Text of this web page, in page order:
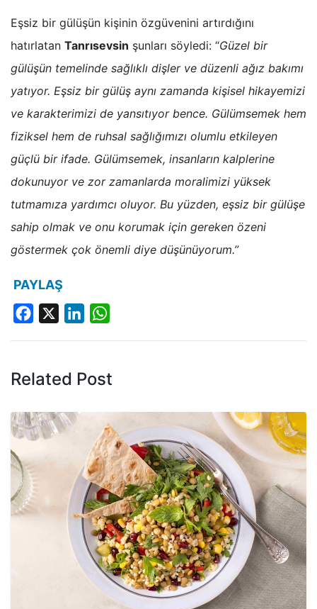
Eşsiz bir gülüşün kişinin özgüvenini artırdığını
hatırlatan Tanrısevsin şunları söyledi: “Güzel bir
gülüşün temelinde sağlıklı dişler ve düzenli ağız bakımı
yatıyor. Eşsiz bir gülüş aynı zamanda kişisel hikayemizi
ve karakterimizi de yansıtıyor bence. Gülümsemek hem
fiziksel hem de ruhsal sağlığımızı olumlu etkileyen
güçlü bir ifade. Gülümsemek, insanların kalplerine
dokunuyor ve zor zamanlarda moralimizi yüksek
tutmamıza yardımcı oluyor. Bu yüzden, eşsiz bir gülüşe
sahip olmak ve onu korumak için gereken özeni
göstermek çok önemli diye düşünüyorum.”
PAYLAŞ
Facebook LinkedIn
Related Post